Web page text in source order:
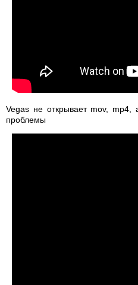
Vegas не открывает mov, mp4,
проблемы